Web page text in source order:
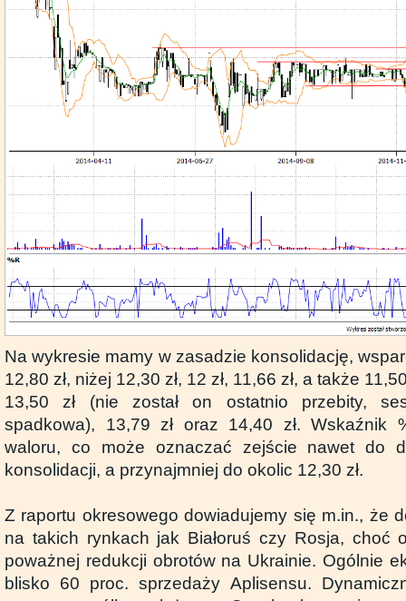
Na wykresie mamy w zasadzie konsolidację,
12,80 zł, niżej 12,30 zł, 12 zł, 11,66 zł, a także
13,50 zł (nie został on ostatnio przebity,
spadkowa), 13,79 zł oraz 14,40 zł. Wskaźnik
waloru, co może oznaczać zejście nawet do
konsolidacji, a przynajmniej do okolic 12,30 zł.
Z raportu okresowego dowiadujemy się m.in., że
na takich rynkach jak Białoruś czy Rosja, choć
poważnej redukcji obrotów na Ukrainie. Ogólnie
blisko 60 proc. sprzedaży Aplisensu.